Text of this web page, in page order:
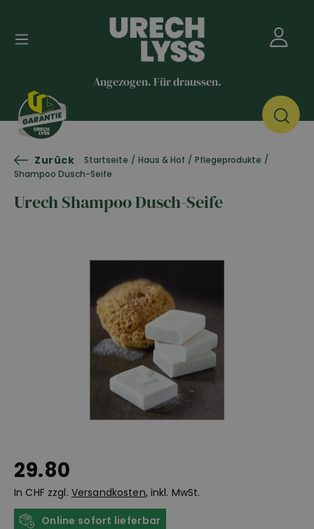
Angezogen. Für draussen.
Zurück Startseite / Haus & Hof / Pflegeprodukte /
Shampoo Dusch-Seife
Urech Shampoo Dusch-Seife
29.80
In CHF zzgl. Versandkosten, inkl. MwSt.
Online sofort lieferbar